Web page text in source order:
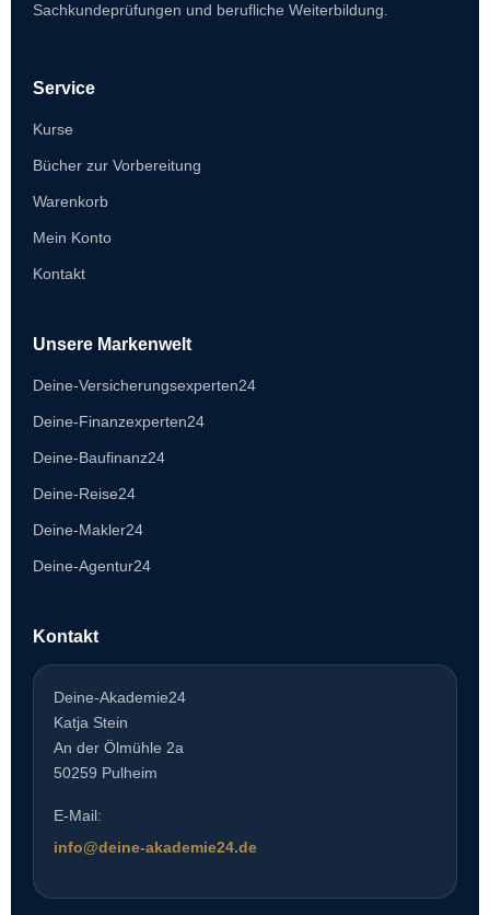
Sachkundeprüfungen und berufliche Weiterbildung.
Service
Kurse
Bücher zur Vorbereitung
Warenkorb
Mein Konto
Kontakt
Unsere Markenwelt
Deine-Versicherungsexperten24
Deine-Finanzexperten24
Deine-Baufinanz24
Deine-Reise24
Deine-Makler24
Deine-Agentur24
Kontakt
Deine-Akademie24
Katja Stein
An der Ölmühle 2a
50259 Pulheim
E-Mail:
info@deine-akademie24.de